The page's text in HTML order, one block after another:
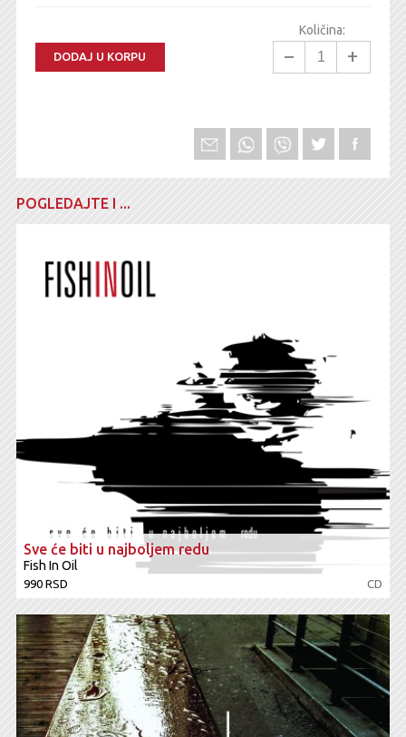
DODAJ U KORPU
Količina:
− +
POGLEDAJTE I ...
Sve će biti u najboljem redu
Fish In Oil
990 RSD CD